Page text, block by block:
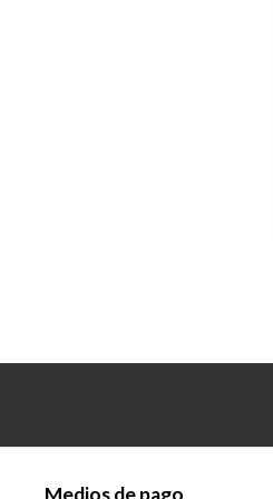
Medios de pago